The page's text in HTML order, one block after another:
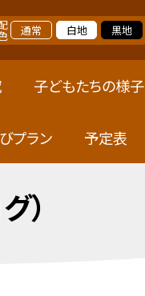
通常 白地 黒地
子どもたちの様子
プラン 予定表
）